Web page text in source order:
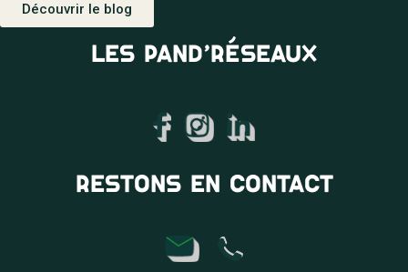
Découvrir le blog
LES PAND’RÉSEAUX
RESTONS EN CONTACT